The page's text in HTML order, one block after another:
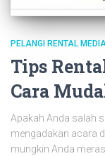
PELANGI RENTAL
Tips
Cara
Apakah Anda salah
mengadakan acara
mungkin Anda